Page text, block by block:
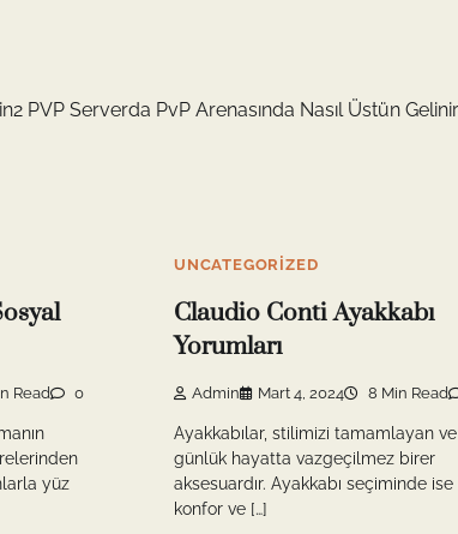
PVP Serverda PvP Arenasında Nasıl Üstün Gelinir
Read 0
yüz
UNCATEGORIZED
Claudio Conti Ayakkabı
Yorumları
Admin Mart 4, 2024 8 Min Read
Ayakkabılar, stilimizi tamamlayan ve
günlük hayatta vazgeçilmez birer
aksesuardır. Ayakkabı seçiminde ise
konfor ve […]